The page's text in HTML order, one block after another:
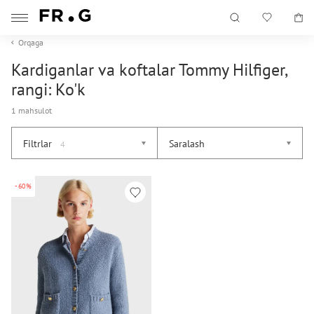
Orqaga
Kardiganlar va koftalar Tommy Hilfiger,
rangi: Ko'k
1 mahsulot
Filtrlar 4 Saralash
-60%